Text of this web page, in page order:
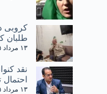
کروبی
طلبان
۱۳ مرداد ۱۴۰۵
نقد
۱۳ مرداد ۱۴۰۵